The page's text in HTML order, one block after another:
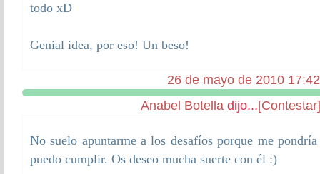
todo xD
Genial idea, por eso! Un beso!
26 de mayo de 2010 17:42
Anabel Botelladijo...[Contestar]
No suelo apuntarme a los desafíos porque me
puedo cumplir. Os deseo mucha suerte con él :)